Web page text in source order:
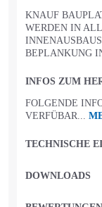
KNAUF
WERDEN IN
BEPLANKUNG
INFOS ZUM
FOLGENDE
VERFÜBAR...
TECHNISCHE
DOWNLOADS